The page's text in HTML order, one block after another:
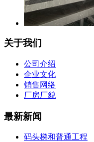
关于我们
公司介绍
企业文化
销售网络
厂房厂貌
最新新闻
码头梯和普通工程